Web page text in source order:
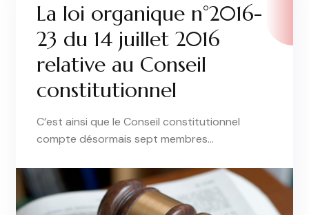
La loi organique n°2016-
23 du 14 juillet 2016
relative au Conseil
constitutionnel
C’est ainsi que le Conseil constitutionnel
compte désormais sept membres…